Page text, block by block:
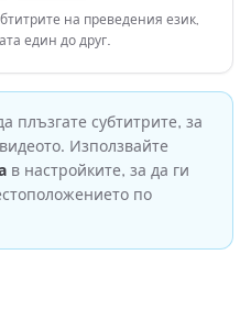
на преведения език,
един до друг.
плъзгате субтитрите, за
Използвайте
в настройките, за да ги
по